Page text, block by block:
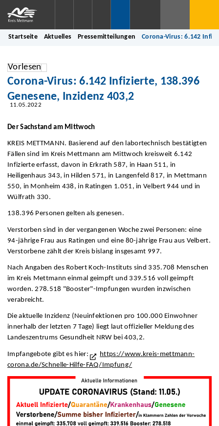
Startseite Aktuelles Pressemitteilungen Corona-Virus: 6.142
Vorlesen
Corona-Virus: 6.142 Infizierte, 138.396
Genesene, Inzidenz 403,2
11.05.2022
Der Sachstand am Mittwoch
KREIS METTMANN. Basierend auf den labortechnisch bestätigten
Fällen sind im Kreis Mettmann am Mittwoch kreisweit 6.142
Infizierte erfasst, davon in Erkrath 587, in Haan 511, in
Heiligenhaus 343, in Hilden 571, in Langenfeld 817, in Mettmann
550, in Monheim 438, in Ratingen 1.051, in Velbert 944 und in
Wülfrath 330.
138.396 Personen gelten als genesen.
Verstorben sind in der vergangenen Woche zwei Personen: eine
94-jährige Frau aus Ratingen und eine 80-jährige Frau aus Velbert.
Verstorbene zählt der Kreis bislang insgesamt 997.
Nach Angaben des Robert Koch-Instituts sind 335.708 Menschen
im Kreis Mettmann einmal geimpft und 339.516 voll geimpft
worden. 278.518 "Booster"-Impfungen wurden inzwischen
verabreicht.
Die aktuelle Inzidenz (Neuinfektionen pro 100.000 Einwohner
innerhalb der letzten 7 Tage) liegt laut offizieller Meldung des
Landeszentrums Gesundheit NRW bei 403,2.
Impfangebote gibt es hier:
https://www.kreis-mettmann-
corona.de/Schnelle-Hilfe-FAQ/Impfung/